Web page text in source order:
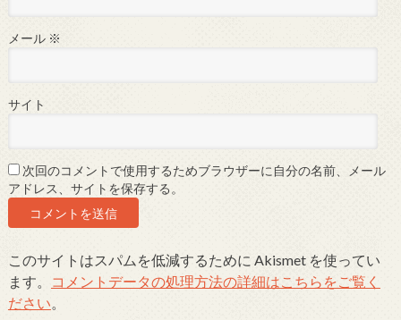
メール ※
サイト
次回のコメントで使用するためブラウザーに自分の名前、メール
アドレス、サイトを保存する。
このサイトはスパムを低減するために Akismet を使ってい
ます。
コメントデータの処理方法の詳細はこちらをご覧く
ださい。